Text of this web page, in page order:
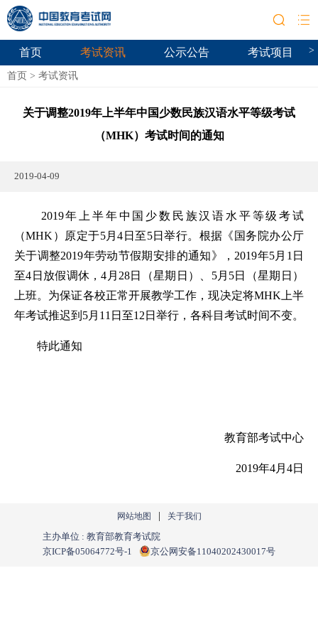
首页 考试资讯 公示公告 考试项目 >
首页 > 考试资讯
关于调整2019年上半年中国少数民族汉语水平等级考试
（MHK）考试时间的通知
2019-04-09
2019年上半年中国少数民族汉语水平等级考试
（MHK）原定于5月4日至5日举行。根据《国务院办公厅
关于调整2019年劳动节假期安排的通知》，2019年5月1日
至4日放假调休，4月28日（星期日）、5月5日（星期日）
上班。为保证各校正常开展教学工作，现决定将MHK上半
年考试推迟到5月11日至12日举行，各科目考试时间不变。
特此通知
教育部考试中心
2019年4月4日
网站地图 关于我们
主办单位 : 教育部教育考试院
京ICP备05064772号-1
京公网安备11040202430017号